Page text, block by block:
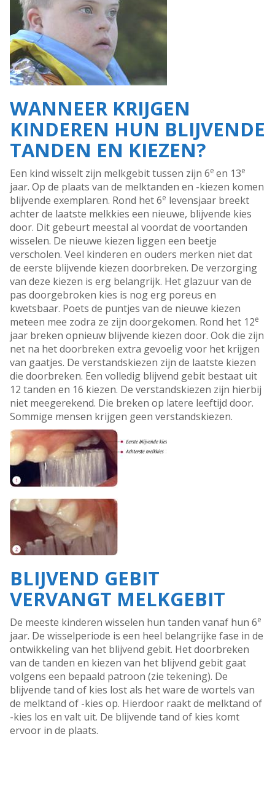
WANNEER KRIJGEN
KINDEREN HUN BLIJVENDE
TANDEN EN KIEZEN?
Een kind wisselt zijn melkgebit tussen zijn 6e en 13e
jaar. Op de plaats van de melktanden en -kiezen komen
blijvende exemplaren. Rond het 6e levensjaar breekt
achter de laatste melkkies een nieuwe, blijvende kies
door. Dit gebeurt meestal al voordat de voortanden
wisselen. De nieuwe kiezen liggen een beetje
verscholen. Veel kinderen en ouders merken niet dat
de eerste blijvende kiezen doorbreken. De verzorging
van deze kiezen is erg belangrijk. Het glazuur van de
pas doorgebroken kies is nog erg poreus en
kwetsbaar. Poets de puntjes van de nieuwe kiezen
meteen mee zodra ze zijn doorgekomen. Rond het 12e
jaar breken opnieuw blijvende kiezen door. Ook die zijn
net na het doorbreken extra gevoelig voor het krijgen
van gaatjes. De verstandskiezen zijn de laatste kiezen
die doorbreken. Een volledig blijvend gebit bestaat uit
12 tanden en 16 kiezen. De verstandskiezen zijn hierbij
niet meegerekend. Die breken op latere leeftijd door.
Sommige mensen krijgen geen verstandskiezen.
BLIJVEND GEBIT
VERVANGT MELKGEBIT
De meeste kinderen wisselen hun tanden vanaf hun 6e
jaar. De wisselperiode is een heel belangrijke fase in de
ontwikkeling van het blijvend gebit. Het doorbreken
van de tanden en kiezen van het blijvend gebit gaat
volgens een bepaald patroon (zie tekening). De
blijvende tand of kies lost als het ware de wortels van
de melktand of -kies op. Hierdoor raakt de melktand of
-kies los en valt uit. De blijvende tand of kies komt
ervoor in de plaats.